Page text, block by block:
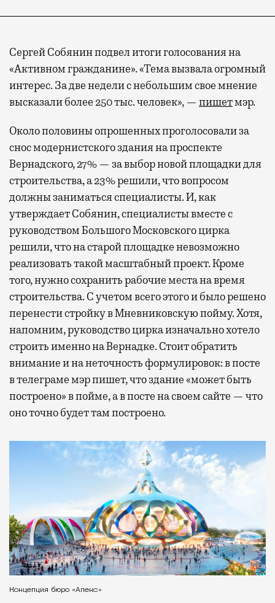
Сергей Собянин подвел итоги голосования на
«Активном гражданине». «Тема вызвала огромный
интерес. За две недели с небольшим свое мнение
высказали более 250 тыс. человек», — пишетмэр.
Около половины опрошенных проголосовали за
снос модернистского здания на проспекте
Вернадского, 27% — за выбор новой площадки для
строительства, а 23% решили, что вопросом
должны заниматься специалисты. И, как
утверждает Собянин, специалисты вместе с
руководством Большого Московского цирка
решили, что на старой площадке невозможно
реализовать такой масштабный проект. Кроме
того, нужно сохранить рабочие места на время
строительства. С учетом всего этого и было решено
перенести стройку в Мневниковскую пойму. Хотя,
напомним, руководство цирка изначально хотело
строить именно на Вернадке. Стоит обратить
внимание и на неточность формулировок: в посте
в телеграме мэр пишет, что здание «может быть
построено» в пойме, а в посте на своем сайте — что
оно точно будет там построено.
Концепция бюро «Апекс»